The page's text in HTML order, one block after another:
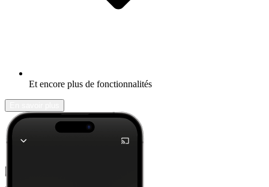
Et encore plus de fonctionnalités